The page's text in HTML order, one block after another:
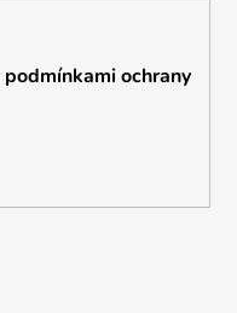
podmínkami ochrany